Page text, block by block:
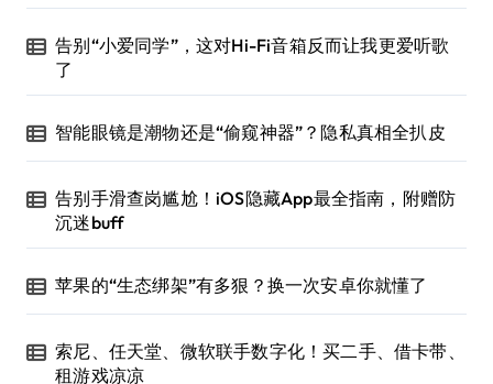
告别“小爱同学”，这对Hi-Fi音箱反而让我更爱听歌
了
智能眼镜是潮物还是“偷窥神器”？隐私真相全扒皮
告别手滑查岗尴尬！iOS隐藏App最全指南，附赠防
沉迷buff
苹果的“生态绑架”有多狠？换一次安卓你就懂了
索尼、任天堂、微软联手数字化！买二手、借卡带、
租游戏凉凉